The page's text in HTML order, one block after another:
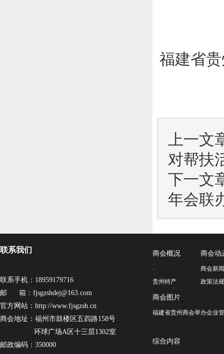
福建省
上一文
对帮扶
下一文
年会联
联系我们
联系手机：18959179716
邮 箱：fjsgzshdej@163.com
官方网站：http://www.fjsgzsh.cn
商会地址：福州市鼓楼区五四路158号
环球广场A区十三层1302室
邮政编码：350000
商会概况
·
贵州特产
商会动
商会新闻
政策法规
商会图片
福建省贵州商会举办企业
综合内容